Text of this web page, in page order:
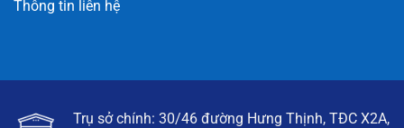
Thông tin liên hệ
Trụ sở chính: 30/46 đường Hưng Thịnh, TĐC X2A,